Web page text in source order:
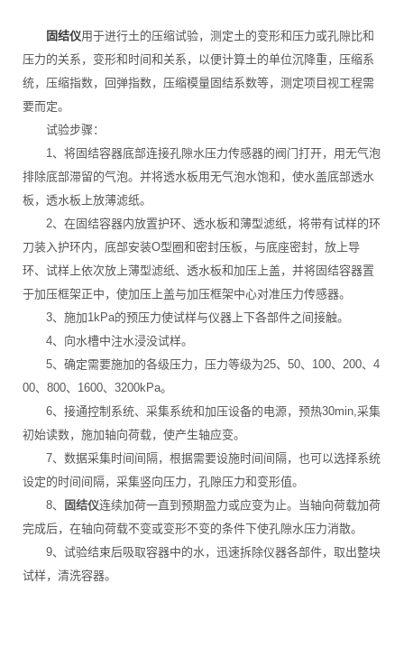
固结仪用于进行土的压缩试验，测定土的变形和压力或孔隙比和
压力的关系，变形和时间和关系，以便计算土的单位沉降重，压缩系
统，压缩指数，回弹指数，压缩模量固结系数等，测定项目视工程需
要而定。
试验步骤：
1、将固结容器底部连接孔隙水压力传感器的阀门打开，用无气泡
排除底部滞留的气泡。并将透水板用无气泡水饱和，使水盖底部透水
板，透水板上放薄滤纸。
2、在固结容器内放置护环、透水板和薄型滤纸，将带有试样的环
刀装入护环内，底部安装O型圈和密封压板，与底座密封，放上导
环、试样上依次放上薄型滤纸、透水板和加压上盖，并将固结容器置
于加压框架正中，使加压上盖与加压框架中心对准压力传感器。
3、施加1kPa的预压力使试样与仪器上下各部件之间接触。
4、向水槽中注水浸没试样。
5、确定需要施加的各级压力，压力等级为25、50、100、200、4
00、800、1600、3200kPa。
6、接通控制系统、采集系统和加压设备的电源，预热30min,采集
初始读数，施加轴向荷载，使产生轴应变。
7、数据采集时间间隔，根据需要设施时间间隔，也可以选择系统
设定的时间间隔，采集竖向压力，孔隙压力和变形值。
8、
固结仪连续加荷一直到预期盈力或应变为止。当轴向荷载加荷
完成后，在轴向荷载不变或变形不变的条件下使孔隙水压力消散。
9、试验结束后吸取容器中的水，迅速拆除仪器各部件，取出整块
试样，清洗容器。